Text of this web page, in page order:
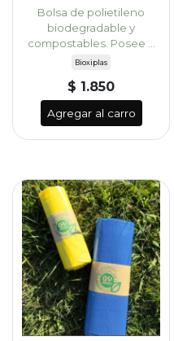
Bolsa de polietileno
biodegradable y
compostables. Posee ...
Bioxiplas
$ 1.850
Agregar al carro